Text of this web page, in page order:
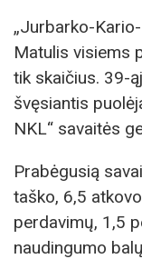
„Jurbarko-
Matulis visiems
tik skaičius. 39-
švęsiantis
NKL“ savaitės
Prabėgusią
taško, 6,5
perdavimų, 1,5
naudingumo